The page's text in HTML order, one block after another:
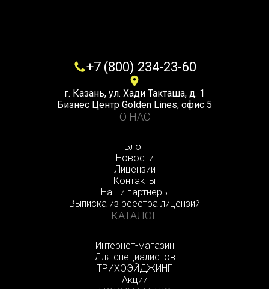
+7 (800) 234-23-60
г. Казань, ул. Хади Такташа, д. 1
Бизнес Центр Golden Lines, офис 5
О НАС
Блог
Новости
Лицензии
Контакты
Наши партнеры
Выписка из реестра лицензий
КАТАЛОГ
Интернет-магазин
Для специалистов
ТРИХОЭЙДЖИНГ
Акции